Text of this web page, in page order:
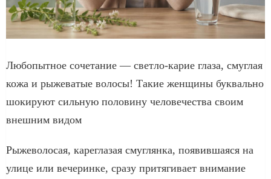
Любопытное сочетание — светло-карие глаза, смуглая
кожа и рыжеватые волосы! Такие женщины буквально
шокируют сильную половину человечества своим
внешним видом
Рыжеволосая, кареглазая смуглянка, появившаяся на
улице или вечеринке, сразу притягивает внимание